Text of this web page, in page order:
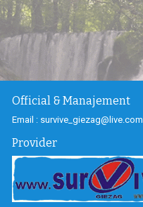
Official & Manajement
Email : survive_giezag@live.com
Provider